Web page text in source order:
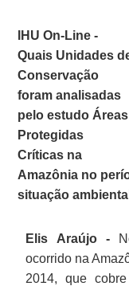
IHU On-Line -
Quais Unidades
Conservação
foram analisadas
pelo estudo Áreas
Protegidas
Críticas na
Amazônia no
situação
Elis Araújo -
ocorrido na
2014, que